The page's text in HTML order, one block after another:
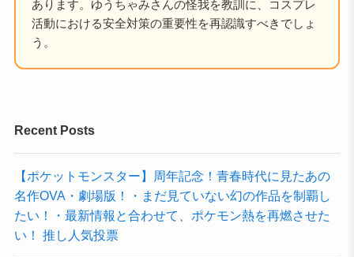
あります。ゆうちゃみさんの怪我を教訓に、コスプレ
活動における安全対策の重要性を再認識すべきでしょ
う。
Recent Posts
【ポケットモンスター】周年記念！青春時代に見たあの
名作OVA・劇場版！・まだ見ていない幻の作品を制覇し
たい！・最新情報と合わせて、ポケモン熱を再燃させた
い！ 推し人気投票